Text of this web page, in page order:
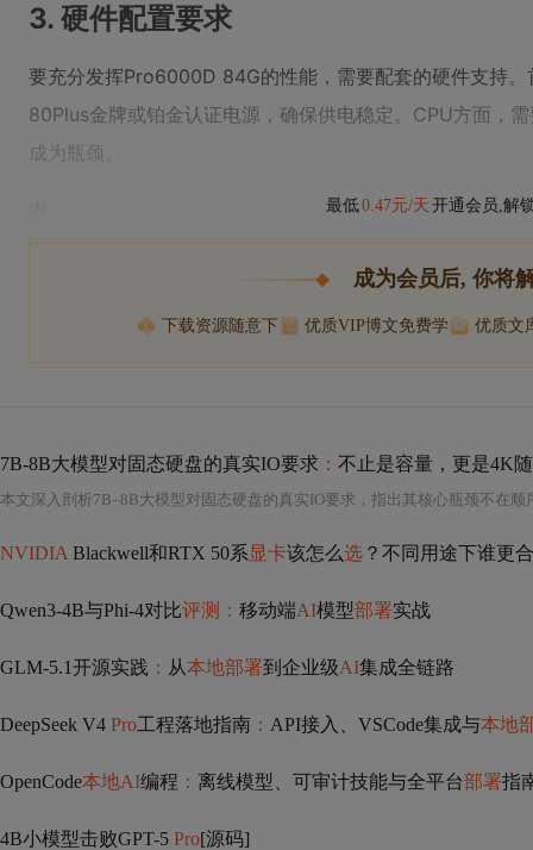
3. 硬件配置要求
要充分发挥Pro6000D 84G的性能，需要配套的硬件支持
80Plus金牌或铂金认证电源，确保供电稳定。CPU方面，
成为瓶颈。
最低0.47元/天 开通会员,解
成为会员后, 你将
下载资源随意下 优质VIP博文免费学 优质文
7B-8B大模型对固态硬盘的真实IO要求 ： 不止是容量，更是4K
NVIDIA Blackwell和RTX 50系显卡该怎么选 ？不同用途下谁更
Qwen3-4B与Phi-4对比评测： 移动端AI模型部署实战
GLM-5.1开源实践 ： 从本地部署到企业级AI集成全链路
DeepSeek V4 Pro工程落地指南 ： API接入、VSCode集成与本地
OpenCode本地AI编程 ： 离线模型、可审计技能与全平台部署指
4B小模型击败GPT-5 Pro[源码]